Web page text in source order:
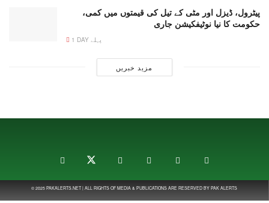
پیٹرول، ڈیزل اور مٹی کے تیل کی قیمتوں میں کمی،
حکومت کا نیا نوٹیفکیشن جاری
1 DAY پہلے
مزید خبریں
© 2025 PAKALERTS.NET | ALL RIGHTS OF MEDIA & PUBLICATIONS ARE RESERVED BY PAK ALERTS